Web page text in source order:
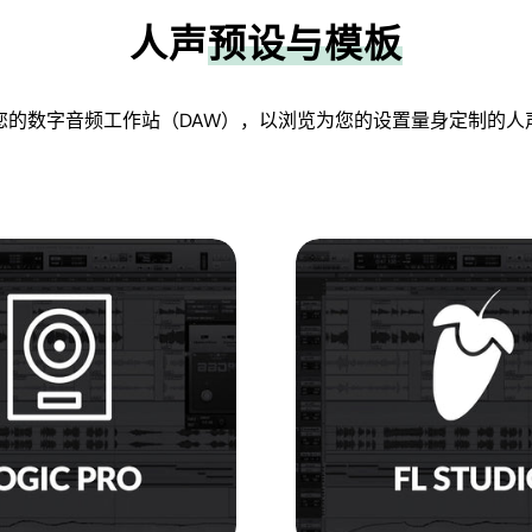
人声预设与模板
的数字音频工作站（DAW），以浏览为您的设置量身定制的人